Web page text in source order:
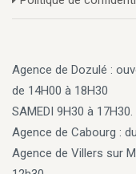
Agence de Dozulé :
de 14H00 à 18H30
SAMEDI 9H30 à 17H30.
Agence de Cabourg :
Agence de Villers sur